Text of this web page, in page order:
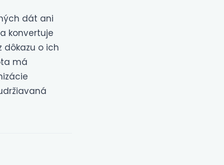
dát ani
konvertuje
dôkazu o ich
má